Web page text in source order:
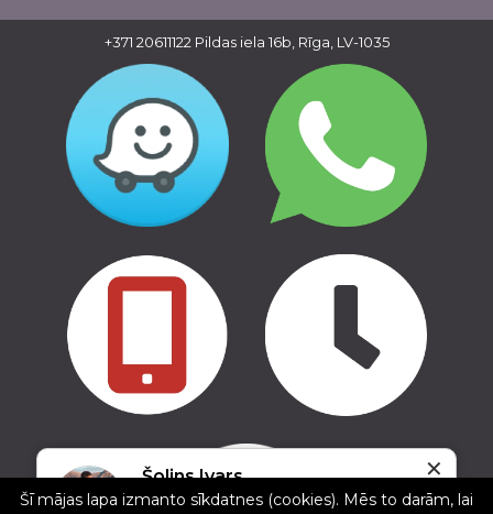
Copyright © 2016 - 2026, SIA Corelem Group
Mājas lapas izstrāde WEBstyle.lv
+371 20611122 Pildas iela 16b, Rīga, LV-1035
Šolins Ivars
5/5
✕
Šī mājas lapa izmanto sīkdatnes (cookies). Mēs to darām, lai